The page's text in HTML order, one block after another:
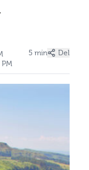
5 min Del